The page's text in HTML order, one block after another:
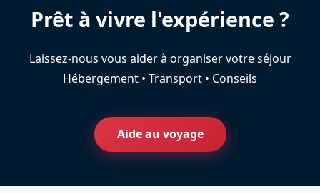
Prêt à vivre l'expérience ?
Laissez-nous vous aider à organiser votre séjour
Hébergement • Transport • Conseils
Aide au voyage